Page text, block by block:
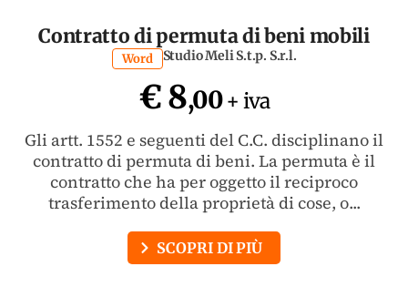
Contratto di permuta di beni mobili
Word Studio Meli S.t.p. S.r.l.
€ 8,00+ iva
Gli artt. 1552 e seguenti del C.C. disciplinano il
contratto di permuta di beni. La permuta è il
contratto che ha per oggetto il reciproco
trasferimento della proprietà di cose, o...
SCOPRI DI PIÙ